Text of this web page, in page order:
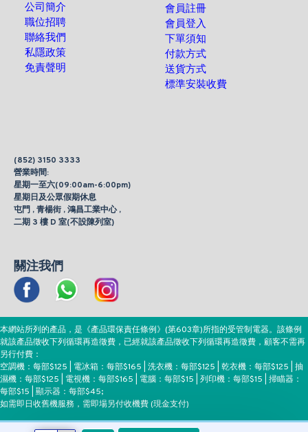
公司簡介
職位招聘
聯絡我們
私隱政策
免責聲明
會員註冊
會員登入
下單須知
付款方式
送貨方式
標準安裝收費
(852) 3150 3333
營業時間:
星期一至六(09:00am-6:00pm)
星期日及公眾假期休息
屯門 , 青楊街 , 鴻昌工業中心 ,
二期 3 樓 D 室(不設陳列室)
關注我們
本網站所列的產品，是《產品環保責任條例》(第603章)所指的受管制電器。該條例
就該產品徵收下列循環再造徵費，已經就該產品徵收下列循環再造徵費，顧客不需再
另行付費：
空調機：每部$125 | 電冰箱：每部$165 | 洗衣機：每部$125 | 乾衣機：每部$125 | 抽
濕機：每部$125 | 電視機：每部$165 | 電腦：每部$15 | 列印機：每部$15 | 掃瞄器：
每部$15 | 顯示器：每部$45;
如需即日收舊機服務，需即場另付收機費 (現金支付)